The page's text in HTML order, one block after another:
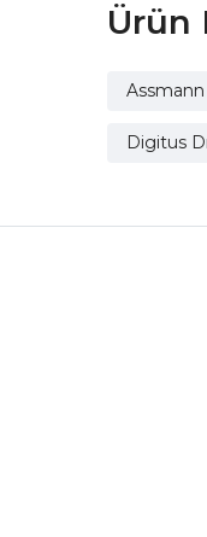
Ürün
Assmann
Digitus